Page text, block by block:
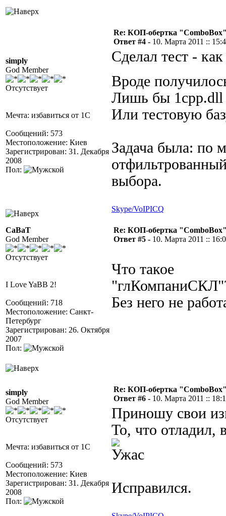
simply
God Member
Отсутствует
Мечта: избавиться от 1С
Сообщений: 573
Местоположение: Киев
Зарегистрирован: 31. Декабря
2008
Пол:
Re: КОП-обертка
Ответ #4 - 10. Марта 2011 ::
Сделал тест -
Вроде
Лишь бы 1cpp.dll
Или тестовую
Задача была: по
выбора.
Skype/VoIPICQ
CaBaT
God Member
Отсутствует
I Love YaBB 2!
Сообщений: 718
Местоположение: Санкт-
Петербург
Зарегистрирован: 26. Октября
2007
Пол:
Re: КОП-обертка
Ответ #5 - 10. Марта 2011 ::
Что такое
Без него не
simply
God Member
Отсутствует
Мечта: избавиться от 1С
Сообщений: 573
Местоположение: Киев
Зарегистрирован: 31. Декабря
2008
Пол:
Re: КОП-обертка
Ответ #6 - 10. Марта 2011 ::
Приношу свои
То, что отладил,
Исправился.